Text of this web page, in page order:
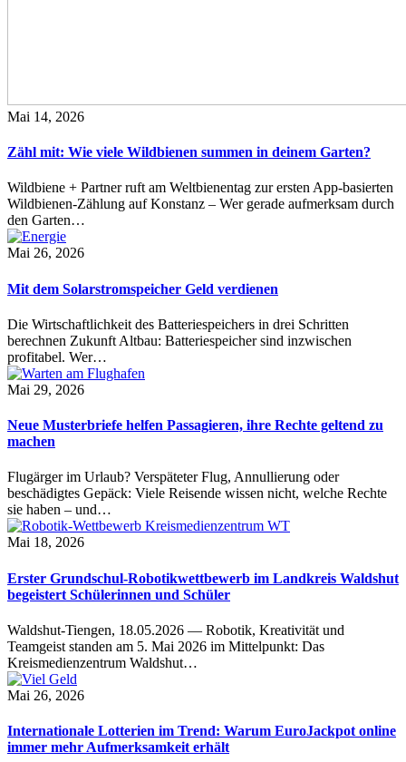
Mai 14, 2026
Zähl mit: Wie viele Wildbienen summen in deinem Garten?
Wildbiene + Partner ruft am Weltbienentag zur ersten App-basierten
Wildbienen-Zählung auf Konstanz – Wer gerade aufmerksam durch
den Garten…
Mai 26, 2026
Mit dem Solarstromspeicher Geld verdienen
Die Wirtschaftlichkeit des Batteriespeichers in drei Schritten
berechnen Zukunft Altbau: Batteriespeicher sind inzwischen
profitabel. Wer…
Mai 29, 2026
Neue Musterbriefe helfen Passagieren, ihre Rechte geltend zu
machen
Flugärger im Urlaub? Verspäteter Flug, Annullierung oder
beschädigtes Gepäck: Viele Reisende wissen nicht, welche Rechte
sie haben – und…
Mai 18, 2026
Erster Grundschul-Robotikwettbewerb im Landkreis Waldshut
begeistert Schülerinnen und Schüler
Waldshut-Tiengen, 18.05.2026 — Robotik, Kreativität und
Teamgeist standen am 5. Mai 2026 im Mittelpunkt: Das
Kreismedienzentrum Waldshut…
Mai 26, 2026
Internationale Lotterien im Trend: Warum EuroJackpot online
immer mehr Aufmerksamkeit erhält